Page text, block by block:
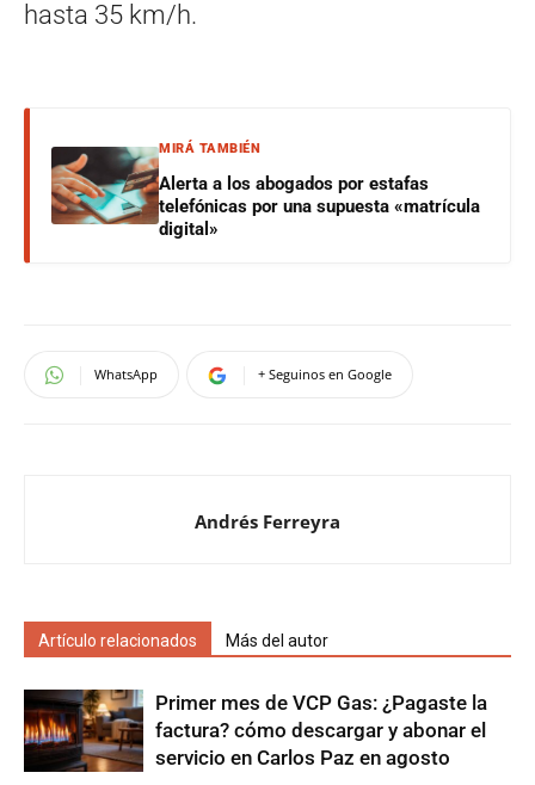
hasta 35 km/h.
MIRÁ TAMBIÉN
Alerta a los abogados por estafas
telefónicas por una supuesta «matrícula
digital»
WhatsApp + Seguinos en Google
Andrés Ferreyra
Artículo relacionados Más del autor
Primer mes de VCP Gas: ¿Pagaste la
factura? cómo descargar y abonar el
servicio en Carlos Paz en agosto